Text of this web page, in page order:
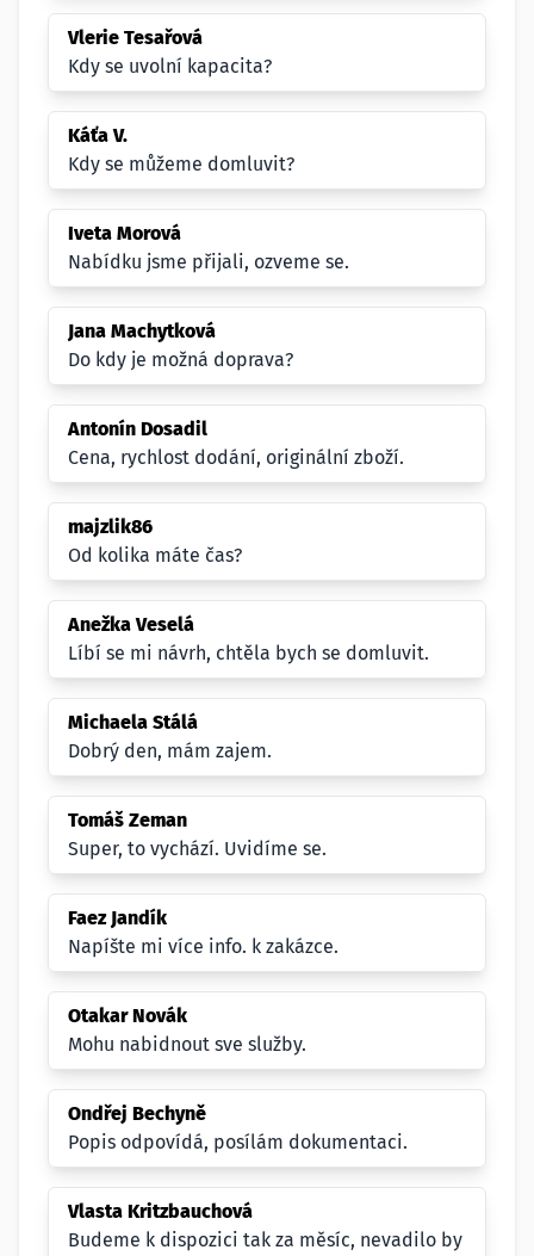
Vlerie Tesařová
Kdy se uvolní kapacita?
Káťa V.
Kdy se můžeme domluvit?
Iveta Morová
Nabídku jsme přijali, ozveme se.
Jana Machytková
Do kdy je možná doprava?
Antonín Dosadil
Cena, rychlost dodání, originální zboží.
majzlik86
Od kolika máte čas?
Anežka Veselá
Líbí se mi návrh, chtěla bych se domluvit.
Michaela Stálá
Dobrý den, mám zajem.
Tomáš Zeman
Super, to vychází. Uvidíme se.
Faez Jandík
Napíšte mi více info. k zakázce.
Otakar Novák
Mohu nabidnout sve služby.
Ondřej Bechyně
Popis odpovídá, posílám dokumentaci.
Vlasta Kritzbauchová
Budeme k dispozici tak za měsíc, nevadilo by